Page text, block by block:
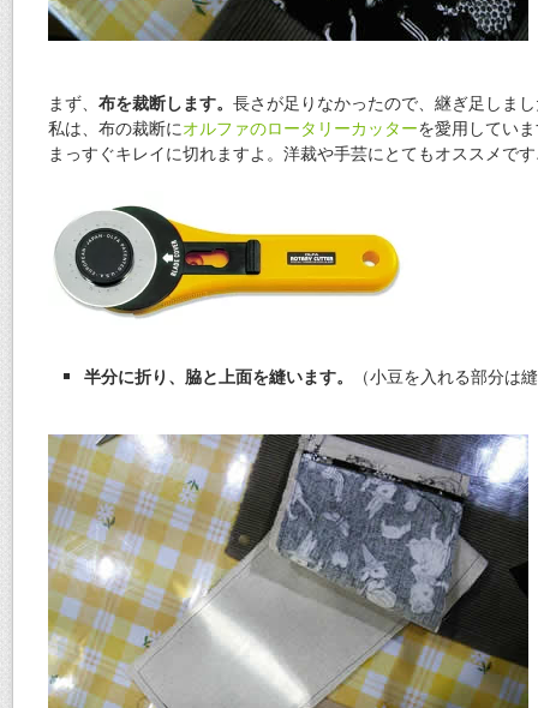
まず、 布を裁断します。 長さが足りなかったので、継ぎ足しま
私は、布の裁断にオルファのロータリーカッターを愛用してい
まっすぐキレイに切れますよ。洋裁や手芸にとてもオススメで
半分に折り、脇と上面を縫います。 （小豆を入れる部分は